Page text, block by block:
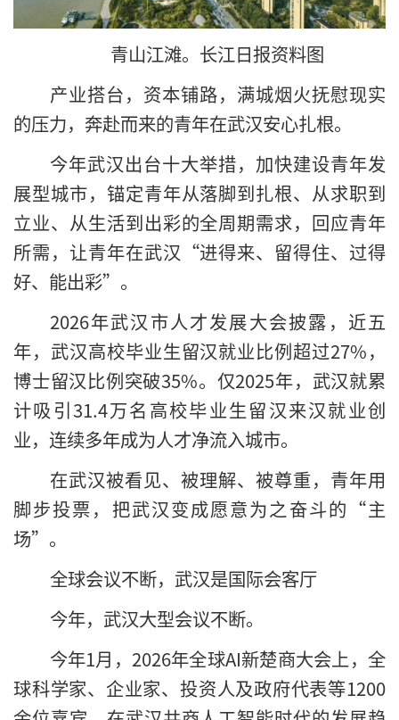
青山江滩。长江日报资料图
产业搭台，资本铺路，满城烟火抚慰现实
的压力，奔赴而来的青年在武汉安心扎根。
今年武汉出台十大举措，加快建设青年发
展型城市，锚定青年从落脚到扎根、从求职到
立业、从生活到出彩的全周期需求，回应青年
所需，让青年在武汉“进得来、留得住、过得
好、能出彩”。
2026年武汉市人才发展大会披露，近五
年，武汉高校毕业生留汉就业比例超过27%，
博士留汉比例突破35%。仅2025年，武汉就累
计吸引31.4万名高校毕业生留汉来汉就业创
业，连续多年成为人才净流入城市。
在武汉被看见、被理解、被尊重，青年用
脚步投票，把武汉变成愿意为之奋斗的“主
场”。
全球会议不断，武汉是国际会客厅
今年，武汉大型会议不断。
今年1月，2026年全球AI新楚商大会上，全
球科学家、企业家、投资人及政府代表等1200